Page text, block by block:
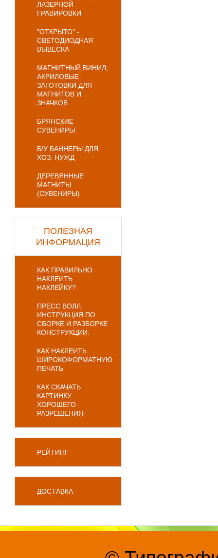
ЛАЗЕРНОЙ
ГРАВИРОВКИ
"ОТКРЫТО" -
СВЕТОДИОДНАЯ
ВЫВЕСКА
МАГНИТНЫЙ ВИНИЛ,
АКРИЛОВЫЕ
ЗАГОТОВКИ ДЛЯ
МАГНИТОВ И
ЗНАЧКОВ
БРЯНСКИЕ
СУВЕНИРЫ
Б/У БАННЕРЫ ДЛЯ
ХОЗ. НУЖД
ДЕРЕВЯННЫЕ
МАГНИТЫ
(СУВЕНИРЫ)
ПОЛЕЗНАЯ
ИНФОРМАЦИЯ
КАК ПРАВИЛЬНО
НАКЛЕИТЬ
НАКЛЕЙКУ?
ПРЕСС ВОЛЛ.
ИНСТРУКЦИЯ ПО
СБОРКЕ И РАЗБОРКЕ
КОНСТРУКЦИИ.
КАК НАКЛЕИТЬ
ШИРОКОФОРМАТНУЮ
ПЕЧАТЬ
КАК СКАЧАТЬ
КАРТИНКУ
ХОРОШЕГО
РАЗРЕШЕНИЯ
РЕЙТИНГ
ДОСТАВКА